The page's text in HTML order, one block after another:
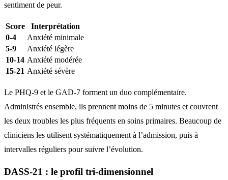
sentiment de peur.
Score
Interprétation
0-4
Anxiété minimale
5-9
Anxiété légère
10-14 Anxiété modérée
15-21 Anxiété sévère
Le PHQ-9 et le GAD-7 forment un duo complémentaire.
Administrés ensemble, ils prennent moins de 5 minutes et couvrent
les deux troubles les plus fréquents en soins primaires. Beaucoup de
cliniciens les utilisent systématiquement à l’admission, puis à
intervalles réguliers pour suivre l’évolution.
DASS-21 : le profil tri-dimensionnel